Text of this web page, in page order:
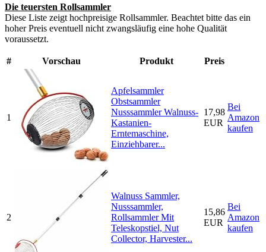
Die teuersten Rollsammler
Diese Liste zeigt hochpreisige Rollsammler. Beachtet bitte das ein
hoher Preis eventuell nicht zwangsläufig eine hohe Qualität
voraussetzt.
# Vorschau Produkt Preis
1
Apfelsammler
Obstsammler
Nusssammler Walnuss-
Kastanien-
Erntemaschine,
Einziehbarer...
17,98
EUR
Bei
Amazon
kaufen
2
Walnuss Sammler,
Nusssammler,
Rollsammler Mit
Teleskopstiel, Nut
Collector, Harvester...
15,86
EUR
Bei
Amazon
kaufen